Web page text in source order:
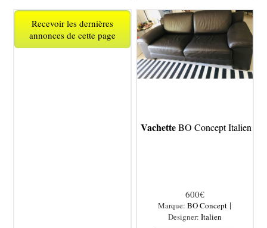
Recevoir les dernières
annonces de cette page
VachetteBO Concept Italien
600€
Marque:BO Concept |
Designer: Italien